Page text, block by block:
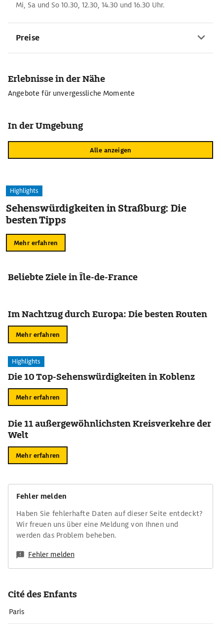
Mi, Sa und So 10.30, 12.30, 14.30 und 16.30 Uhr.
Preise
Erlebnisse in der Nähe
Angebote für unvergessliche Momente
In der Umgebung
Alle anzeigen
Highlights
Sehenswürdigkeiten in Straßburg: Die
besten Tipps
Mehr erfahren
Beliebte Ziele in Île-de-France
Im Nachtzug durch Europa: Die besten Routen
Mehr erfahren
Highlights
Die 10 Top-Sehenswürdigkeiten in Koblenz
Mehr erfahren
Die 11 außergewöhnlichsten Kreisverkehre der
Welt
Mehr erfahren
Fehler melden
Haben Sie fehlerhafte Daten auf dieser Seite entdeckt?
Wir freuen uns über eine Meldung von Ihnen und
werden das Problem beheben.
Fehler melden
Cité des Enfants
Paris